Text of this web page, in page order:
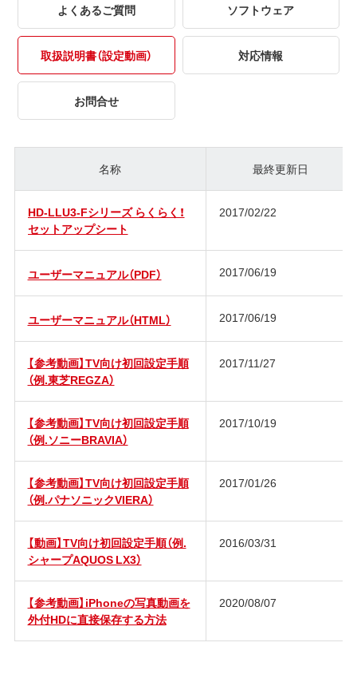
よくあるご質問 ソフトウェア
取扱説明書（設定動画） 対応情報
お問合せ
名称 最終更新日
HD-LLU3-Fシリーズ らくらく！
セットアップシート
2017/02/22
ユーザーマニュアル（PDF） 2017/06/19
ユーザーマニュアル（HTML） 2017/06/19
【参考動画】TV向け初回設定手順
（例.東芝REGZA）
2017/11/27
【参考動画】TV向け初回設定手順
（例.ソニーBRAVIA）
2017/10/19
【参考動画】TV向け初回設定手順
（例.パナソニックVIERA）
2017/01/26
【動画】TV向け初回設定手順（例.
シャープAQUOS LX3）
2016/03/31
【参考動画】iPhoneの写真動画を
外付HDに直接保存する方法
2020/08/07